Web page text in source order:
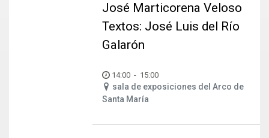
José Marticorena Veloso
Textos: José Luis del Río
Galarón
14:00 - 15:00
sala de exposiciones del Arco de
Santa María